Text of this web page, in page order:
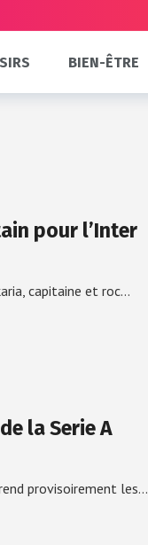
BIEN-ÊTRE
pour l’Inter
capitaine et roc…
la Serie A
provisoirement les…